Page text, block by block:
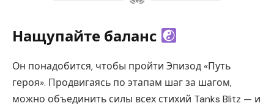
Нащупайте баланс
Он понадобится, чтобы пройти Эпизод «Путь
героя». Продвигаясь по этапам шаг за шагом,
можно объединить силы всех стихий Tanks Blitz — и